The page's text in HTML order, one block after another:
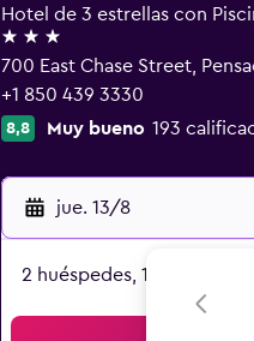
Hotel de 3 estrellas con
3 estrellas
700 East Chase Street,
+1 850 439 3330
8,8 Muy bueno 193
jue. 13/8
2 huéspedes, 1 habitación